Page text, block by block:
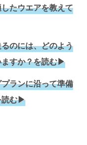
たウエアを教えて
のには、どのよう
ますか？を読む▶︎
ランに沿って準備
読む▶︎